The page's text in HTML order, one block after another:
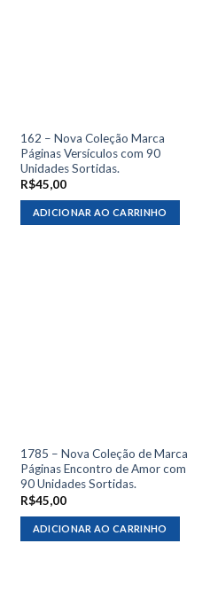
162 – Nova Coleção Marca
Páginas Versículos com 90
Unidades Sortidas.
R$45,00
ADICIONAR AO CARRINHO
1785 – Nova Coleção de Marca
Páginas Encontro de Amor com
90 Unidades Sortidas.
R$45,00
ADICIONAR AO CARRINHO